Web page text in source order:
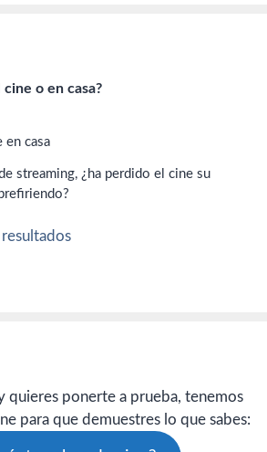
o en casa?
en casa
perdido el cine su
prefiriendo?
quieres ponerte a prueba, tenemos
para que demuestres lo que sabes: